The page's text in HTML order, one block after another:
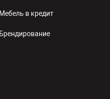
Мебель в кредит
Брендирование